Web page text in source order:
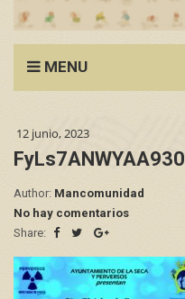
MENU
12 junio, 2023
FyLs7ANWYAA930l
Author: Mancomunidad
No hay comentarios
Share: